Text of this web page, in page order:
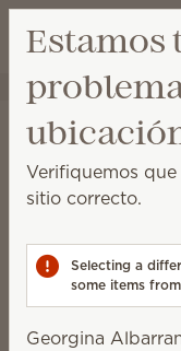
Georgina
Este spray libre
fácilmente.
5 Resultados
Estamos
Verifiquemos
sitio correcto.
Selecting a
some items
Georgina